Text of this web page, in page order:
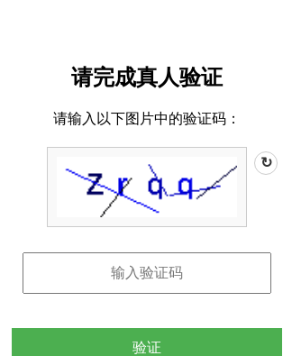
请完成真人验证
请输入以下图片中的验证码：
↻
验证